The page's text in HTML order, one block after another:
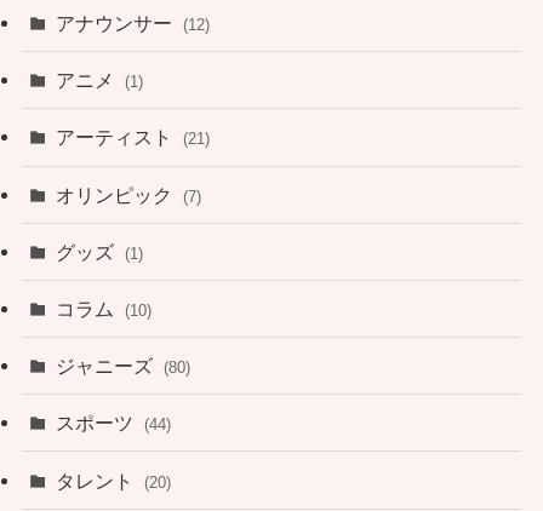
アナウンサー (12)
アニメ (1)
アーティスト (21)
オリンピック (7)
グッズ (1)
コラム (10)
ジャニーズ (80)
スポーツ (44)
タレント (20)